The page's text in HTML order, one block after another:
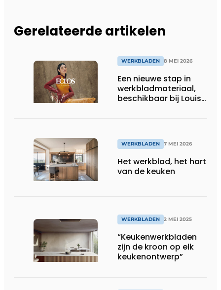
Gerelateerde artikelen
WERKBLADEN 8 MEI 2026
Een nieuwe stap in
werkbladmateriaal,
beschikbaar bij Louis
WERKBLADEN 7 MEI 2026
Het werkblad, het hart
van de keuken
WERKBLADEN 2 MEI 2025
“Keukenwerkbladen
zijn de kroon op elk
keukenontwerp”